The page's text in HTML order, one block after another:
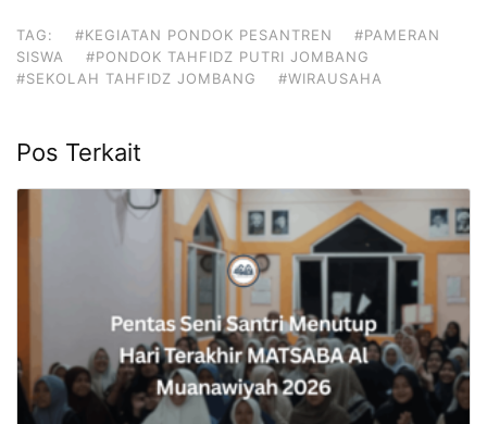
TAG: #KEGIATAN PONDOK PESANTREN
#PAMERAN
SISWA
#PONDOK TAHFIDZ PUTRI JOMBANG
#SEKOLAH TAHFIDZ JOMBANG
#WIRAUSAHA
Pos Terkait